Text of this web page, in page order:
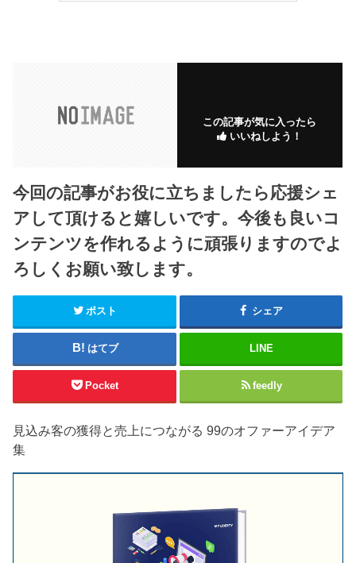
この記事が気に入ったら
いいねしよう！
今回の記事がお役に立ちましたら応援シェ
アして頂けると嬉しいです。今後も良いコ
ンテンツを作れるように頑張りますのでよ
ろしくお願い致します。
ポスト シェア
はてブ LINE
Pocket feedly
見込み客の獲得と売上につながる 99のオファーアイデア
集